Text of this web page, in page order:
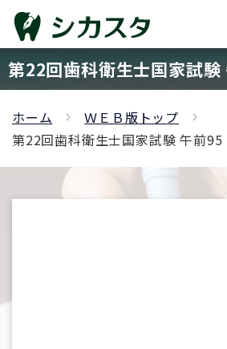
第22回歯科衛生士国家試験
ホーム
ＷＥＢ版トップ
第22回歯科衛生士国家試験 午前95